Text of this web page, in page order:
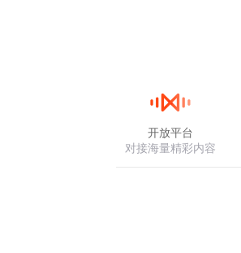
开放平台
对接海量精彩内容